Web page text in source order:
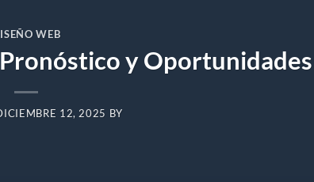
WEB
y Oportunidades
12, 2025 BY